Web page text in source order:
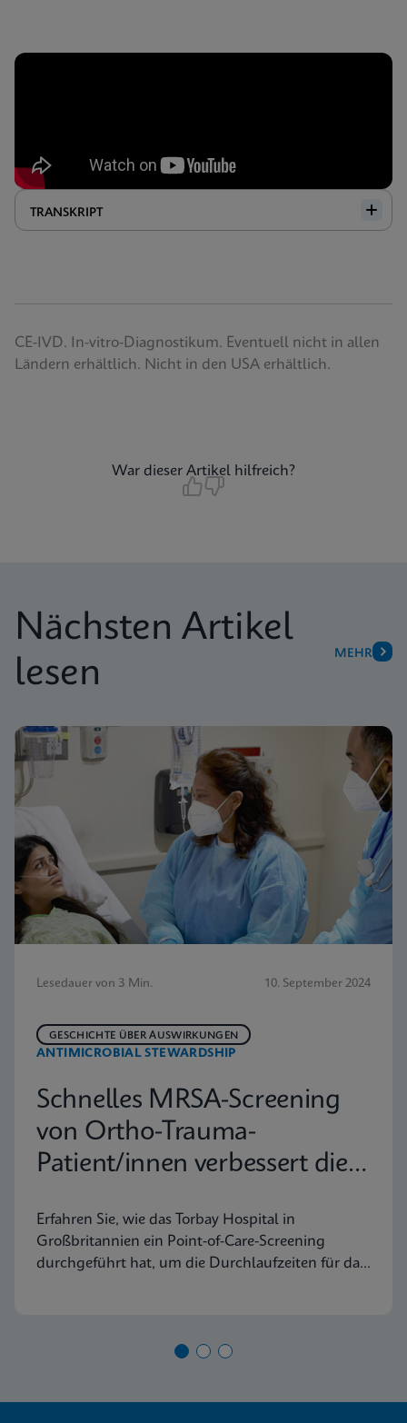
TRANSKRIPT
CE-IVD. In-vitro-Diagnostikum. Eventuell nicht in allen
Ländern erhältlich. Nicht in den USA erhältlich.
War dieser Artikel hilfreich?
Nächsten Artikel
lesen
MEHR
Lesedauer von 3 Min. 10. September 2024
ANTIMICROBIAL STEWARDSHIP
GESCHICHTE ÜBER AUSWIRKUNGEN
Schnelles MRSA-Screening
von Ortho-Trauma-
Patient/innen verbessert die
Erfahren Sie, wie das Torbay Hospital in
Großbritannien ein Point-of-Care-Screening
durchgeführt hat, um die Durchlaufzeiten für das
Aufnahmeziele zu erreichen.